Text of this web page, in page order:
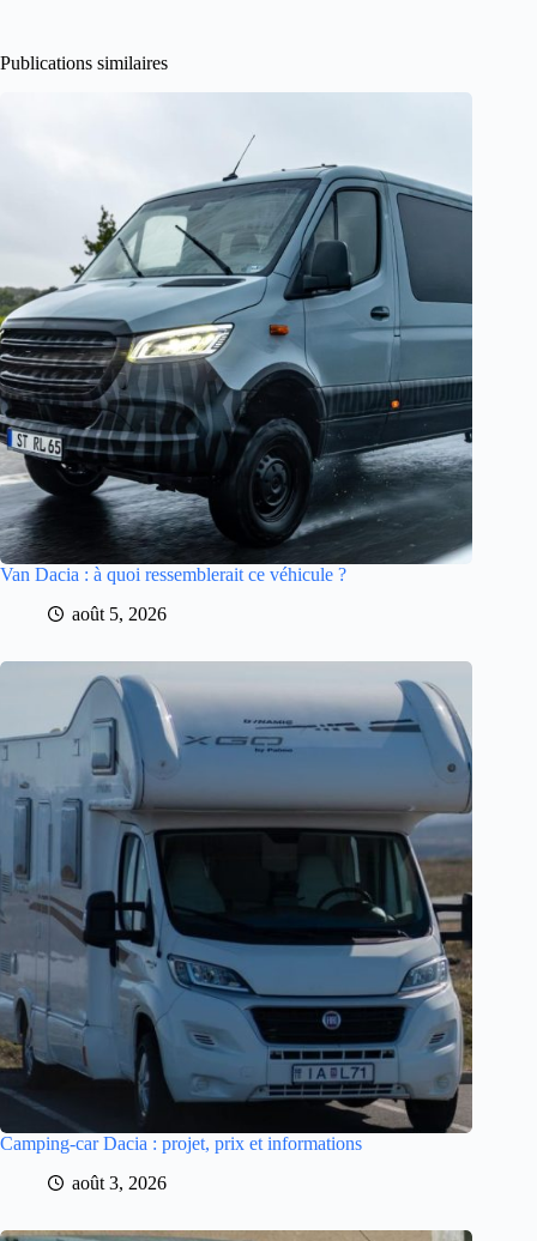
Publications similaires
Van Dacia : à quoi ressemblerait ce véhicule ?
août 5, 2026
Camping-car Dacia : projet, prix et informations
août 3, 2026